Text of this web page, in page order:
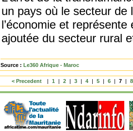
un pays où le secteur de
l’économie et
ajoutée du secteur rural
Source : Le360 Afrique - Maroc
< Precedent | 1 | 2 | 3 | 4 | 5 | 6 | 7 | 8